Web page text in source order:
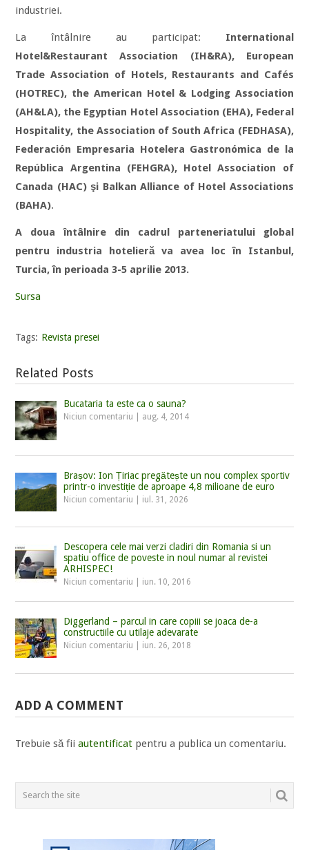
industriei.
La întâlnire au participat: International
Hotel&Restaurant Association (IH&RA), European
Trade Association of Hotels, Restaurants and Cafés
(HOTREC), the American Hotel & Lodging Association
(AH&LA), the Egyptian Hotel Association (EHA), Federal
Hospitality, the Association of South Africa (FEDHASA),
Federación Empresaria Hotelera Gastronómica de la
República Argentina (FEHGRA), Hotel Association of
Canada (HAC) şi Balkan Alliance of Hotel Associations
(BAHA).
A doua întâlnire din cadrul parteneriatului global
pentru industria hotelieră va avea loc în Istanbul,
Turcia, în perioada 3-5 aprilie 2013.
Sursa
Tags: Revista presei
Related Posts
Bucataria ta este ca o sauna?
Niciun comentariu aug. 4, 2014
Brașov: Ion Țiriac pregătește un nou complex sportiv
printr-o investiție de aproape 4,8 milioane de euro
Niciun comentariu iul. 31, 2026
Descopera cele mai verzi cladiri din Romania si un
spatiu office de poveste in noul numar al revistei
ARHISPEC!
Niciun comentariu iun. 10, 2016
Diggerland – parcul in care copiii se joaca de-a
constructiile cu utilaje adevarate
Niciun comentariu iun. 26, 2018
ADD A COMMENT
Trebuie să fiiautentificat pentru a publica un comentariu.